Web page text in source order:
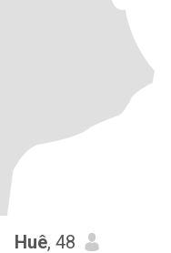
Huê, 48